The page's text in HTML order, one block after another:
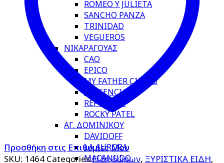
ROMEO Y JULIETA
SANCHO PANZA
TRINIDAD
VEGUEROS
ΝΙΚΑΡΑΓΟΥΑΣ
CAO
EPICO
MY FATHER CIGARS
PLASENCIA
REPOSADO
ROCKY PATEL
ΑΓ. ΔΟΜΙΝΙΚΟΥ
DAVIDOFF
LA AURORA
MACANUDO
Προσθήκη στις Επιθυμίες Μου
SKU: 1464 Categories:Είδη δώρων, ΞΥΡΙΣΤΙΚΑ ΕΙΔΗ,